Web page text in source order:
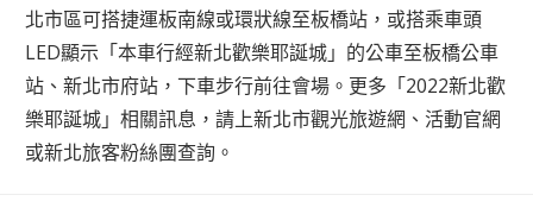
北市區可搭捷運板南線或環狀線至板橋站，或搭乘車頭
LED顯示「本車行經新北歡樂耶誕城」的公車至板橋公車
站、新北市府站，下車步行前往會場。更多「2022新北歡
樂耶誕城」相關訊息，請上新北市觀光旅遊網、活動官網
或新北旅客粉絲團查詢。